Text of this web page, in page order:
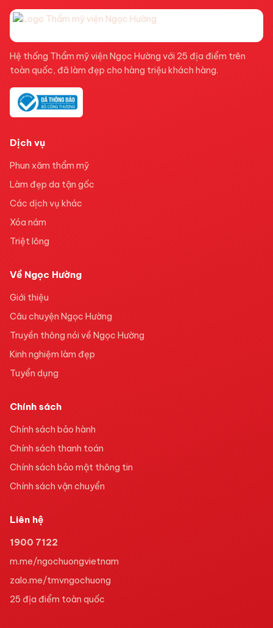
Hệ thống Thẩm mỹ viện Ngọc Hường với 25 địa điểm trên
toàn quốc, đã làm đẹp cho hàng triệu khách hàng.
Dịch vụ
Phun xăm thẩm mỹ
Làm đẹp da tận gốc
Các dịch vụ khác
Xóa nám
Triệt lông
Về Ngọc Hường
Giới thiệu
Câu chuyện Ngọc Hường
Truyền thông nói về Ngọc Hường
Kinh nghiệm làm đẹp
Tuyển dụng
Chính sách
Chính sách bảo hành
Chính sách thanh toán
Chính sách bảo mật thông tin
Chính sách vận chuyển
Liên hệ
1900 7122
m.me/ngochuongvietnam
zalo.me/tmvngochuong
25 địa điểm toàn quốc